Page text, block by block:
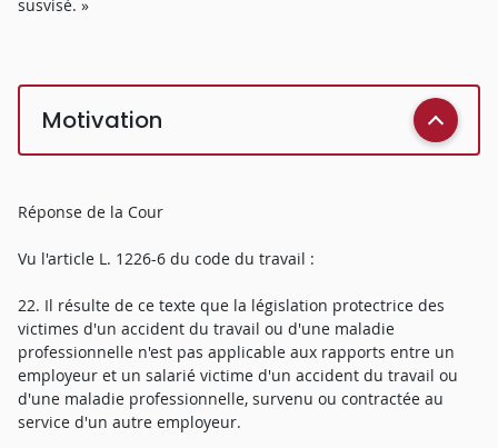
susvisé. »
Motivation
Réponse de la Cour
Vu l'article L. 1226-6 du code du travail :
22. Il résulte de ce texte que la législation protectrice des
victimes d'un accident du travail ou d'une maladie
professionnelle n'est pas applicable aux rapports entre un
employeur et un salarié victime d'un accident du travail ou
d'une maladie professionnelle, survenu ou contractée au
service d'un autre employeur.